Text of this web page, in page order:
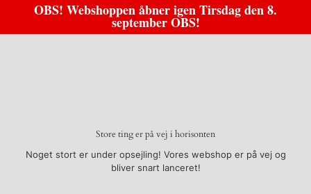
OBS! Webshoppen åbner igen Tirsdag den 8.
september OBS!
Store ting er på vej i horisonten
Noget stort er under opsejling! Vores webshop er på vej og
bliver snart lanceret!